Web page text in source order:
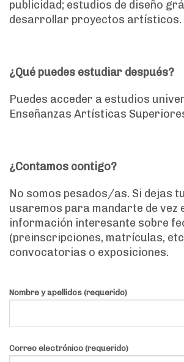
publicidad; estudios de diseño
desarrollar proyectos artísticos.
¿Qué puedes estudiar después?
Puedes acceder a estudios
Enseñanzas Artísticas
¿Contamos contigo?
No somos pesados/as. Si dejas
usaremos para mandarte de vez
información interesante sobre
(preinscripciones, matrículas,
convocatorias o exposiciones.
Nombre y apellidos (requerido)
Correo electrónico (requerido)